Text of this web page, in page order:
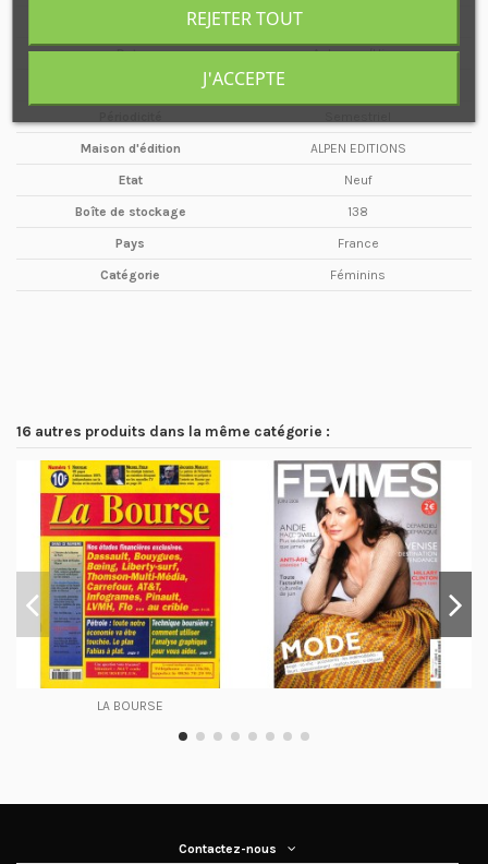
Date Automne/Hiver
Maison d'édition ALPEN EDITIONS
Etat Neuf
Boîte de stockage 138
Pays France
Catégorie Féminins
16 autres produits dans la même catégorie :
LA BOURSE
Contactez-nous
REJETER TOUT
J'ACCEPTE